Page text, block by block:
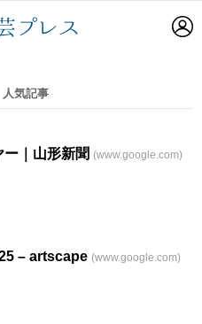
人気記事
｜山形新聞 (www.google.com)
– artscape (www.google.com)